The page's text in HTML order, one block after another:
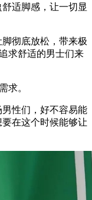
适脚感，让一切显
彻底放松，带来极
求舒适的男士们来
求。
性们，好不容易能
在这个时候能够让